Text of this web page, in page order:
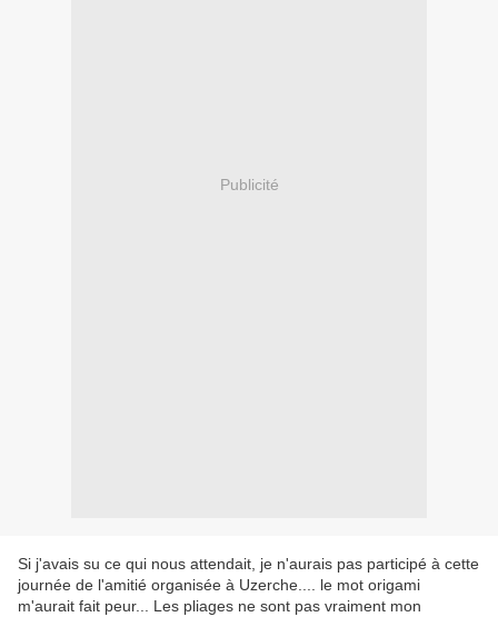
Publicité
Si j'avais su ce qui nous attendait, je n'aurais pas participé à cette
journée de l'amitié organisée à Uzerche.... le mot origami
m'aurait fait peur... Les pliages ne sont pas vraiment mon